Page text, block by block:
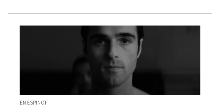
EN ESPINOF